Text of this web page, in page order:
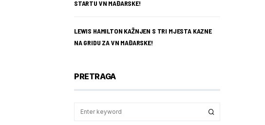
STARTU VN MAĐARSKE!
LEWIS HAMILTON KAŽNJEN S TRI MJESTA KAZNE
NA GRIDU ZA VN MAĐARSKE!
PRETRAGA